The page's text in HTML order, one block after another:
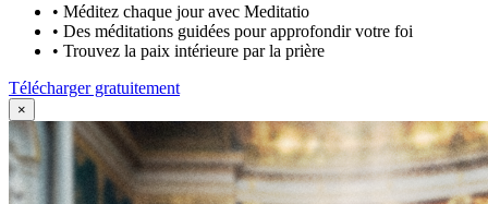
• Méditez chaque jour avec Meditatio
• Des méditations guidées pour approfondir votre foi
• Trouvez la paix intérieure par la prière
Télécharger gratuitement
×